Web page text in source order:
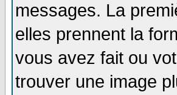
messages. La
elles prennent la
vous avez fait ou
trouver une image